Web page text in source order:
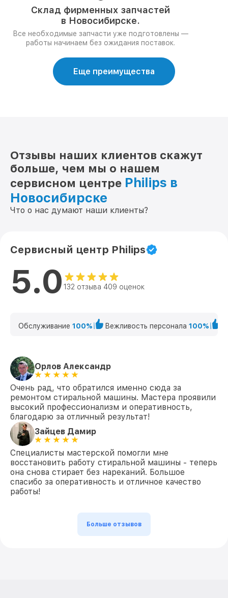
Склад фирменных запчастей
в Новосибирске.
Все необходимые запчасти уже подготовлены —
работы начинаем без ожидания поставок.
Еще преимущества
Отзывы наших клиентов скажут
больше, чем мы о нашем
сервисном центре Philips в
Новосибирске
Что о нас думают наши клиенты?
Сервисный центр Philips
5.0 132 отзыва 409 оценок
Обслуживание 100% Вежливость персонала 100%
Орлов Александр
Очень рад, что обратился именно сюда за
ремонтом стиральной машины. Мастера проявили
высокий профессионализм и оперативность,
благодарю за отличный результат!
Зайцев Дамир
Специалисты мастерской помогли мне
восстановить работу стиральной машины - теперь
она снова стирает без нареканий. Большое
спасибо за оперативность и отличное качество
работы!
Больше отзывов